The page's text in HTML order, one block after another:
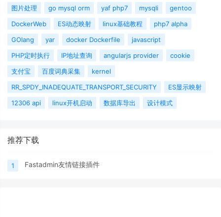
图片处理 go mysql orm yaf php7 mysqli
gentoo
DockerWeb
ES动态映射 linux基础教程
php7 alpha
GOlang
yar docker Dockerfile
javascript
PHP定时执行
IP地址查询 angularjs provider
cookie
支付宝
百度词典采集
kernel
RR_SPDY_INADEQUATE_TRANSPORT_SECURITY
ES显示映射
12306 api
linux开机启动 数据库导出 设计模式
推荐下载
1 Fastadmin友情链接插件